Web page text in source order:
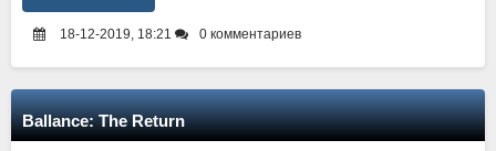
18-12-2019, 18:21 0 комментариев
Ballance: The Return